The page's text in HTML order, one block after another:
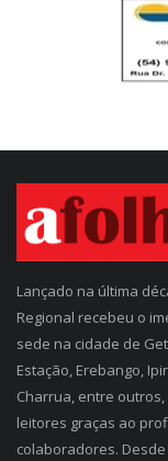
Lançado na última
Regional recebeu o
sede na cidade de
Estação, Erebango,
Charrua, entre
leitores graças ao
colaboradores.